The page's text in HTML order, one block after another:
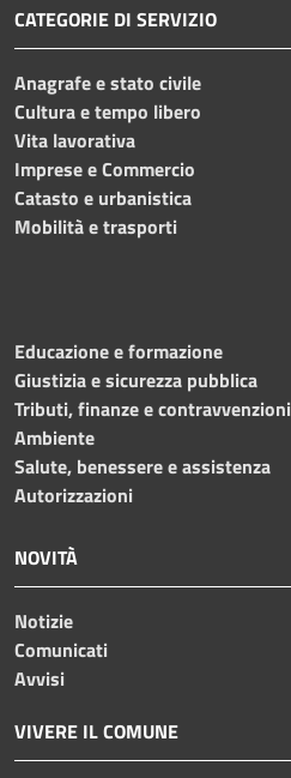
CATEGORIE DI SERVIZIO
Anagrafe e stato civile
Cultura e tempo libero
Vita lavorativa
Imprese e Commercio
Catasto e urbanistica
Mobilità e trasporti
Educazione e formazione
Giustizia e sicurezza pubblica
Tributi, finanze e contravvenzioni
Ambiente
Salute, benessere e assistenza
Autorizzazioni
NOVITÀ
Notizie
Comunicati
Avvisi
VIVERE IL COMUNE